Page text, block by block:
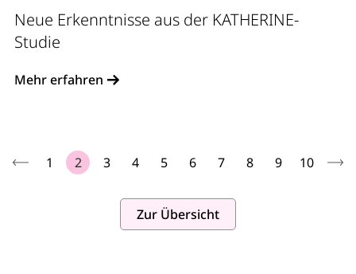
Neue Erkenntnisse aus der KATHERINE-
Studie
Mehr erfahren
1 2 3 4 5 6 7 8 9 10
Zur Übersicht